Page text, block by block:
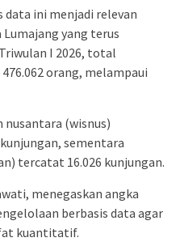
data ini menjadi relevan
yang terus
I 2026, total
orang, melampaui
(wisnus)
sementara
tercatat 16.026 kunjungan.
menegaskan angka
berbasis data agar
kuantitatif.